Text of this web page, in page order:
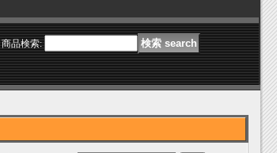
商品検索: